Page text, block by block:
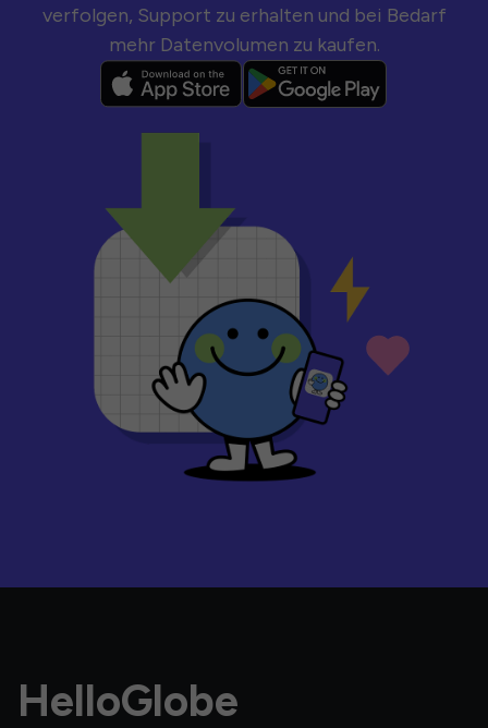
verfolgen, Support zu erhalten und bei Bedarf
mehr Datenvolumen zu kaufen.
HelloGlobe